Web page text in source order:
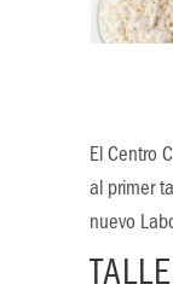
El Centro
al primer
nuevo